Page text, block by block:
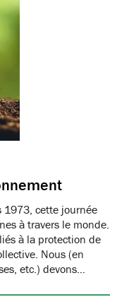
1973, cette journée
à travers le monde.
à la protection de
Nous (en
etc.) devons…